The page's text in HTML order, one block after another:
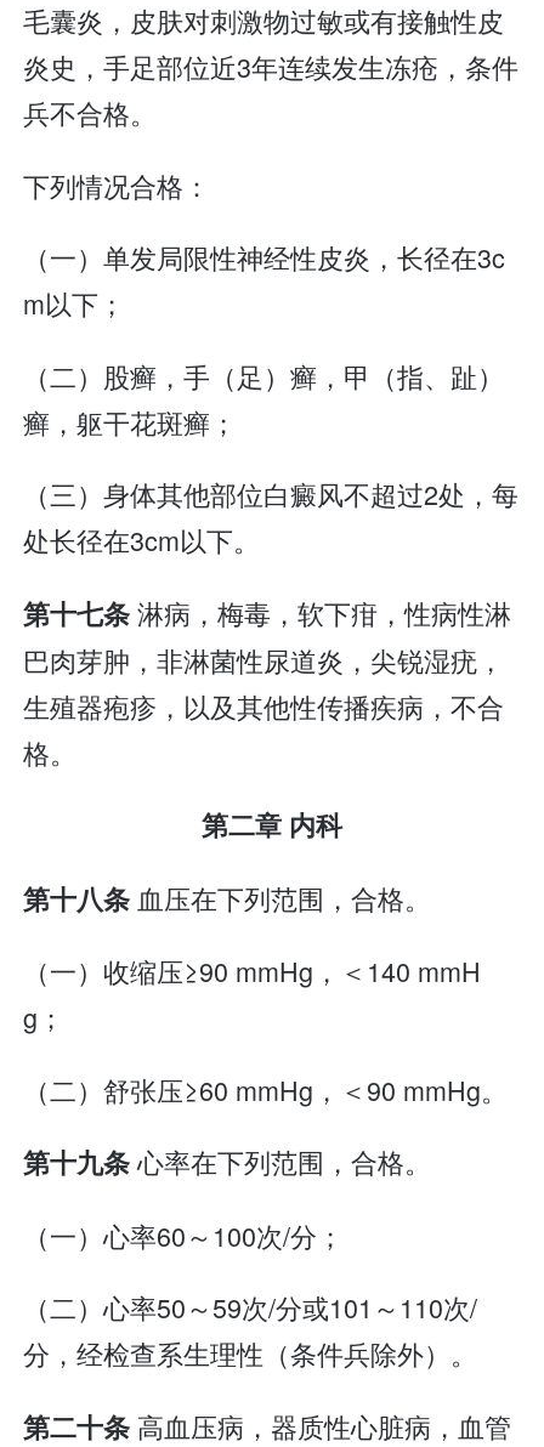
毛囊炎，皮肤对刺激物过敏或有接触性皮
炎史，手足部位近3年连续发生冻疮，条件
兵不合格。
下列情况合格：
（一）单发局限性神经性皮炎，长径在3c
m以下；
（二）股癣，手（足）癣，甲（指、趾）
癣，躯干花斑癣；
（三）身体其他部位白癜风不超过2处，每
处长径在3cm以下。
第十七条淋病，梅毒，软下疳，性病性淋
巴肉芽肿，非淋菌性尿道炎，尖锐湿疣，
生殖器疱疹，以及其他性传播疾病，不合
格。
第二章 内科
第十八条 血压在下列范围，合格。
（一）收缩压≥90 mmHg，＜140 mmH
g；
（二）舒张压≥60 mmHg，＜90 mmHg。
第十九条心率在下列范围，合格。
（一）心率60～100次/分；
（二）心率50～59次/分或101～110次/
分，经检查系生理性（条件兵除外）。
第二十条 高血压病，器质性心脏病，血管